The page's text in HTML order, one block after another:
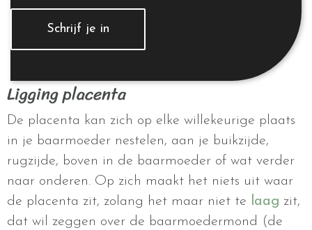
Ligging placenta
De placenta kan zich op elke willekeurige plaats
in je baarmoeder nestelen, aan je buikzijde,
rugzijde, boven in de baarmoeder of wat verder
naar onderen. Op zich maakt het niets uit waar
de placenta zit, zolang het maar niet te laag zit,
dat wil zeggen over de baarmoedermond (de